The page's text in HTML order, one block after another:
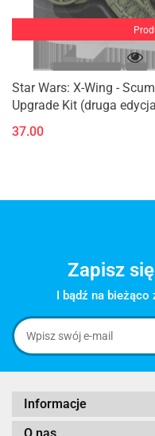
Star Wars: X-Wing -
Upgrade Kit (druga
37.00
Zapisz
I bądź na
Informacje